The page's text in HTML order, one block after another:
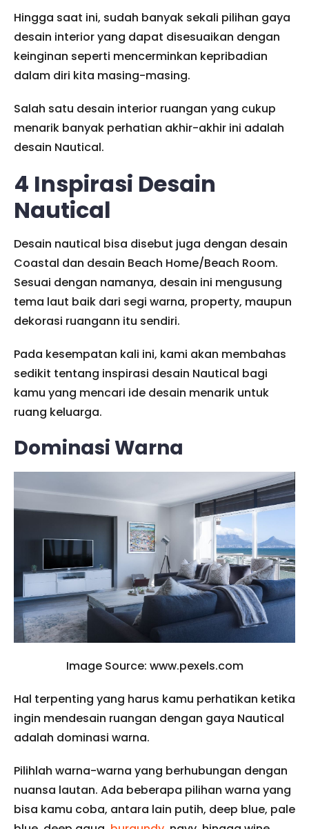
Hingga saat ini, sudah banyak sekali pilihan gaya
desain interior yang dapat disesuaikan dengan
keinginan seperti mencerminkan kepribadian
dalam diri kita masing-masing.
Salah satu desain interior ruangan yang cukup
menarik banyak perhatian akhir-akhir ini adalah
desain Nautical.
4 Inspirasi Desain
Nautical
Desain nautical bisa disebut juga dengan desain
Coastal dan desain Beach Home/Beach Room.
Sesuai dengan namanya, desain ini mengusung
tema laut baik dari segi warna, property, maupun
dekorasi ruangann itu sendiri.
Pada kesempatan kali ini, kami akan membahas
sedikit tentang inspirasi desain Nautical bagi
kamu yang mencari ide desain menarik untuk
ruang keluarga.
Dominasi Warna
Image Source: www.pexels.com
Hal terpenting yang harus kamu perhatikan ketika
ingin mendesain ruangan dengan gaya Nautical
adalah dominasi warna.
Pilihlah warna-warna yang berhubungan dengan
nuansa lautan. Ada beberapa pilihan warna yang
bisa kamu coba, antara lain putih, deep blue, pale